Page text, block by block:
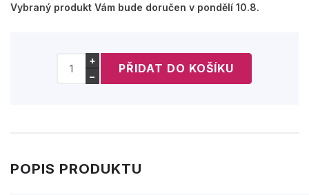
Vybraný produkt Vám bude doručen v pondělí 10.8.
+
−
POPIS PRODUKTU